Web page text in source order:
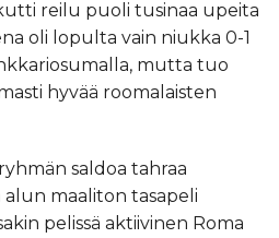
reilu puoli tusinaa upeita
oli lopulta vain niukka 0-1
mutta tuo
hyvää roomalaisten
saldoa tahraa
maaliton tasapeli
pelissä aktiivinen Roma